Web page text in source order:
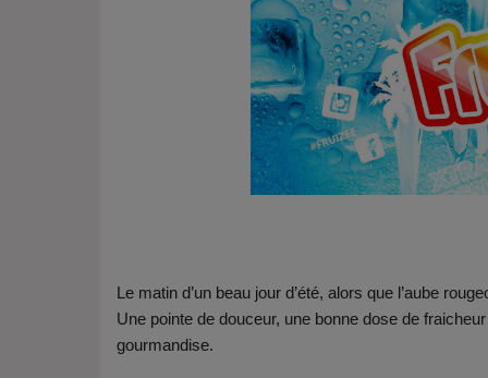
Le matin d’un beau jour d’été, alors que l’aube
Une pointe de douceur, une bonne dose de
gourmandise.